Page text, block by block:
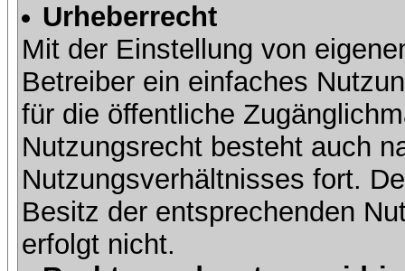
Urheberrecht
Mit der Einstellung von
Betreiber ein einfaches
für die öffentliche
Nutzungsrecht besteht auch
Nutzungsverhältnisses fort.
Besitz der entsprechenden
erfolgt nicht.